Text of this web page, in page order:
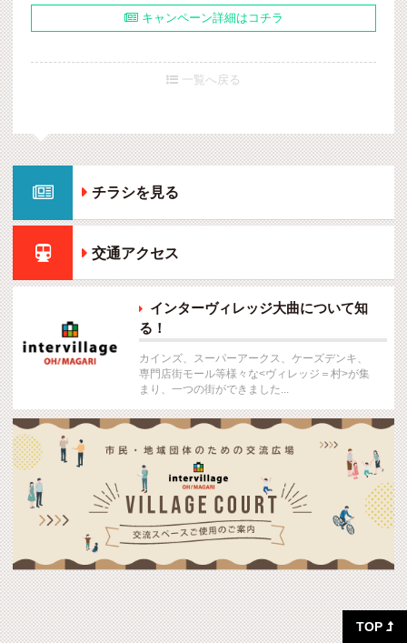
キャンペーン詳細はコチラ
 一覧へ戻る
 チラシを見る
 交通アクセス

インターヴィレッジ大曲について知
る！
カインズ、スーパーアークス、ケーズデンキ、
専門店街モール等様々な<ヴィレッジ＝村>が集
まり、一つの街ができました...
TOP 